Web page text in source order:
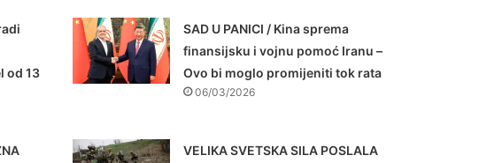
od 13
SAD U PANICI / Kina sprema
finansijsku i vojnu pomoć Iranu –
Ovo bi moglo promijeniti tok rata
06/03/2026
VELIKA SVETSKA SILA POSLALA